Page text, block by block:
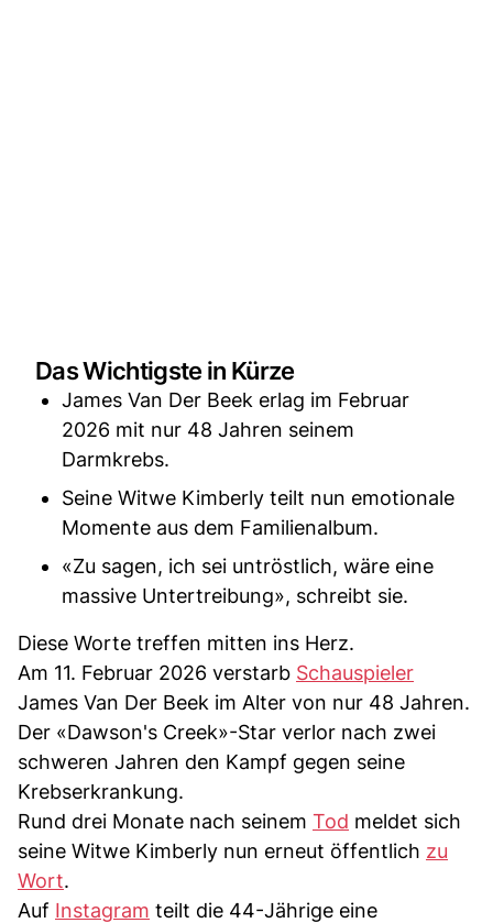
Das Wichtigste in Kürze
James Van Der Beek erlag im Februar
2026 mit nur 48 Jahren seinem
Darmkrebs.
Seine Witwe Kimberly teilt nun emotionale
Momente aus dem Familienalbum.
«Zu sagen, ich sei untröstlich, wäre eine
massive Untertreibung», schreibt sie.
Diese Worte treffen mitten ins Herz.
Am 11. Februar 2026 verstarb Schauspieler
James Van Der Beek im Alter von nur 48 Jahren.
Der «Dawson's Creek»-Star verlor nach zwei
schweren Jahren den Kampf gegen seine
Krebserkrankung.
Rund drei Monate nach seinem Tod meldet sich
seine Witwe Kimberly nun erneut öffentlich zu
Wort.
Auf Instagram teilt die 44-Jährige eine